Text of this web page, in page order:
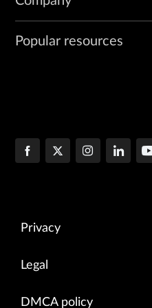
Popular resources
Privacy
Legal
DMCA policy